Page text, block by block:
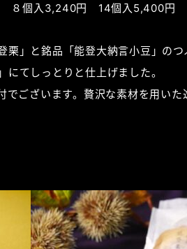
８個入3,240円 14個入5,400円
」と銘品「能登大納言小豆」のつ
てしっとりと仕上げました。
ございます。贅沢な素材を用い